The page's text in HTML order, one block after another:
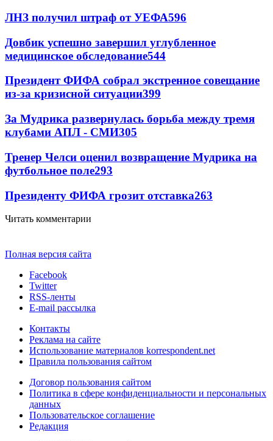
ЛНЗ получил штраф от УЕФА596
Довбик успешно завершил углубленное
медицинское обследование544
Президент ФИФА собрал экстренное совещание
из-за кризисной ситуации399
За Мудрика развернулась борьба между тремя
клубами АПЛ - СМИ305
Тренер Челси оценил возвращение Мудрика на
футбольное поле293
Президенту ФИФА грозит отставка263
Читать комментарии
Полная версия сайта
Facebook
Twitter
RSS-ленты
E-mail рассылка
Контакты
Реклама на сайте
Использование материалов korrespondent.net
Правила пользования сайтом
Договор пользования сайтом
Политика в сфере конфиденциальности и персональных
данных
Пользовательское соглашение
Редакция